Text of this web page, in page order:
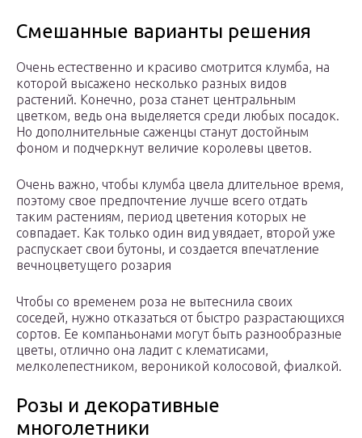
Смешанные варианты решения
Очень естественно и красиво смотрится клумба, на
которой высажено несколько разных видов
растений. Конечно, роза станет центральным
цветком, ведь она выделяется среди любых посадок.
Но дополнительные саженцы станут достойным
фоном и подчеркнут величие королевы цветов.
Очень важно, чтобы клумба цвела длительное время,
поэтому свое предпочтение лучше всего отдать
таким растениям, период цветения которых не
совпадает. Как только один вид увядает, второй уже
распускает свои бутоны, и создается впечатление
вечноцветущего розария
Чтобы со временем роза не вытеснила своих
соседей, нужно отказаться от быстро разрастающихся
сортов. Ее компаньонами могут быть разнообразные
цветы, отлично она ладит с клематисами,
мелколепестником, вероникой колосовой, фиалкой.
Розы и декоративные
многолетники